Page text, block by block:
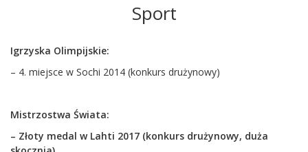
Sport
Igrzyska Olimpijskie:
– 4. miejsce w Sochi 2014 (konkurs drużynowy)
Mistrzostwa Świata:
– Złoty medal w Lahti 2017 (konkurs drużynowy, duża